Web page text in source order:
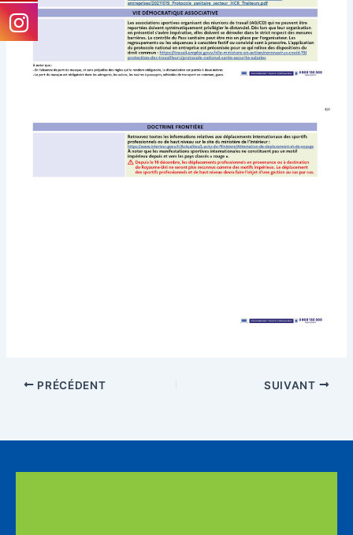
PRÉCÉDENT SUIVANT